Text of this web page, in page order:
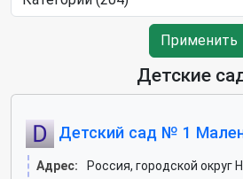
Применить
Детские
Детский сад № 1
Адрес:
Россия, городской округ